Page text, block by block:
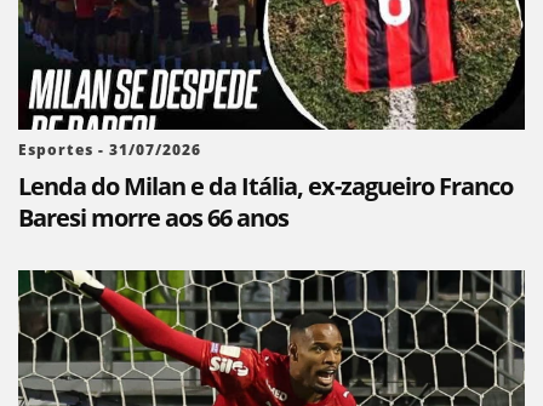
Esportes - 31/07/2026
Lenda do Milan e da Itália, ex-zagueiro Franco
Baresi morre aos 66 anos